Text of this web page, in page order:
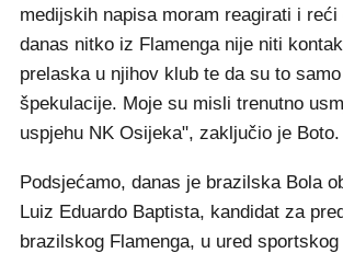
medijskih napisa moram reagirati i reći
danas nitko iz Flamenga nije niti
prelaska u njihov klub te da su to
špekulacije. Moje su misli trenutno
uspjehu NK Osijeka", zaključio je Boto.
Podsjećamo, danas je brazilska Bola
Luiz Eduardo Baptista, kandidat za
brazilskog Flamenga, u ured